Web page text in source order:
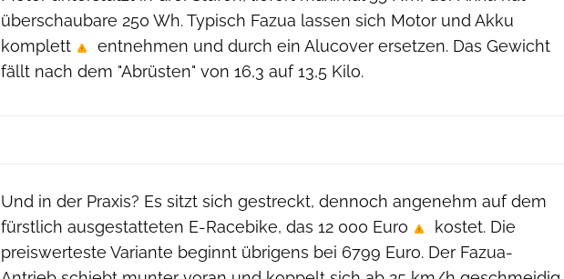
überschaubare 250 Wh. Typisch Fazua lassen sich Motor und Akku
komplett
entnehmen und durch ein Alucover ersetzen. Das Gewicht
fällt nach dem "Abrüsten" von 16,3 auf 13,5 Kilo.
Und in der Praxis? Es sitzt sich gestreckt, dennoch angenehm auf dem
fürstlich ausgestatteten E-Racebike, das 12 000 Euro
kostet. Die
preiswerteste Variante beginnt übrigens bei 6799 Euro. Der Fazua-